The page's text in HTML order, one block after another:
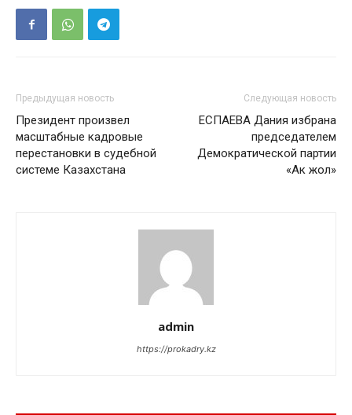
Предыдущая новость
Президент произвел
масштабные кадровые
перестановки в судебной
системе Казахстана
Следующая новость
ЕСПАЕВА Дания избрана
председателем
Демократической партии
«Ак жол»
admin
https://prokadry.kz